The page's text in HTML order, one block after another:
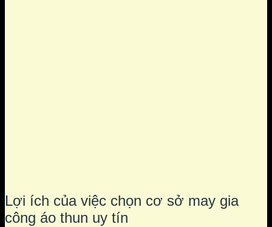
Lợi ích của việc chọn cơ sở may gia
công áo thun uy tín